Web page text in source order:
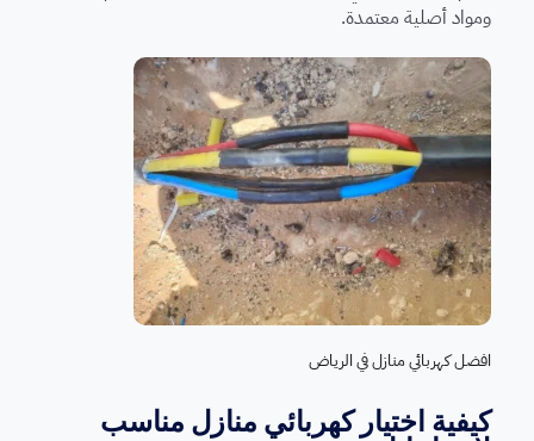
ومواد أصلية معتمدة.
افضل كهربائي منازل في الرياض
كيفية اختيار كهربائي منازل مناسب